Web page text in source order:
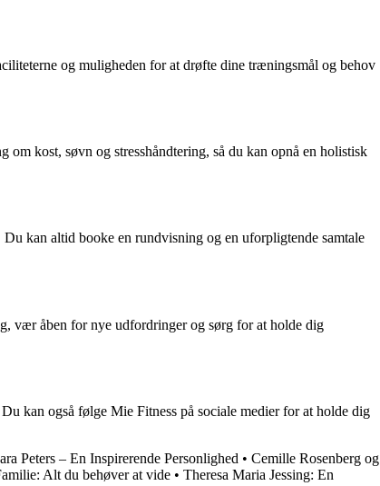
og muligheden for at drøfte dine træningsmål og behov
kost, søvn og stresshåndtering, så du kan opnå en holistisk
kan altid booke en rundvisning og en uforpligtende samtale
vær åben for nye udfordringer og sørg for at holde dig
kan også følge Mie Fitness på sociale medier for at holde dig
Peters – En Inspirerende Personlighed • Cemille Rosenberg og
Alt du behøver at vide • Theresa Maria Jessing: En